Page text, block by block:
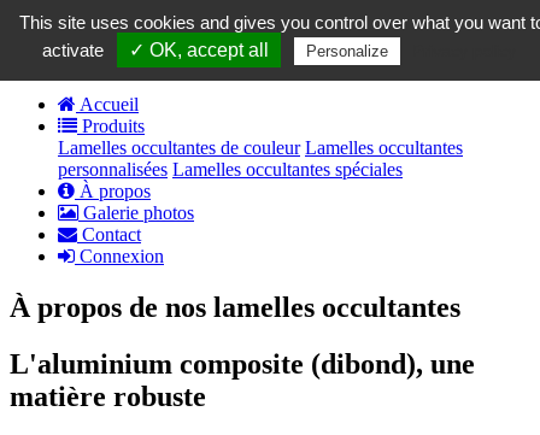
contact@grillamelle.fr
Panier
0
Accueil
Produits
Lamelles occultantes de couleur Lamelles occultantes
personnalisées Lamelles occultantes spéciales
À propos
Galerie photos
Contact
Connexion
À propos de nos lamelles occultantes
L'aluminium composite (dibond), une
matière robuste
This site uses cookies and gives you control over what you want
activate
✓ OK, accept all Personalize